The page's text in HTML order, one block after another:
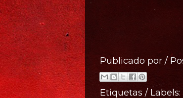
Publicado por /
Etiquetas / Labels: